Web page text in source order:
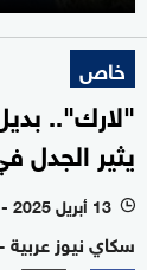
خاص
"لارك"..
يثير الجدل
l 13 أبريل 2025 - 19:50 بتوقيت أبوظبي
سكاي نيوز